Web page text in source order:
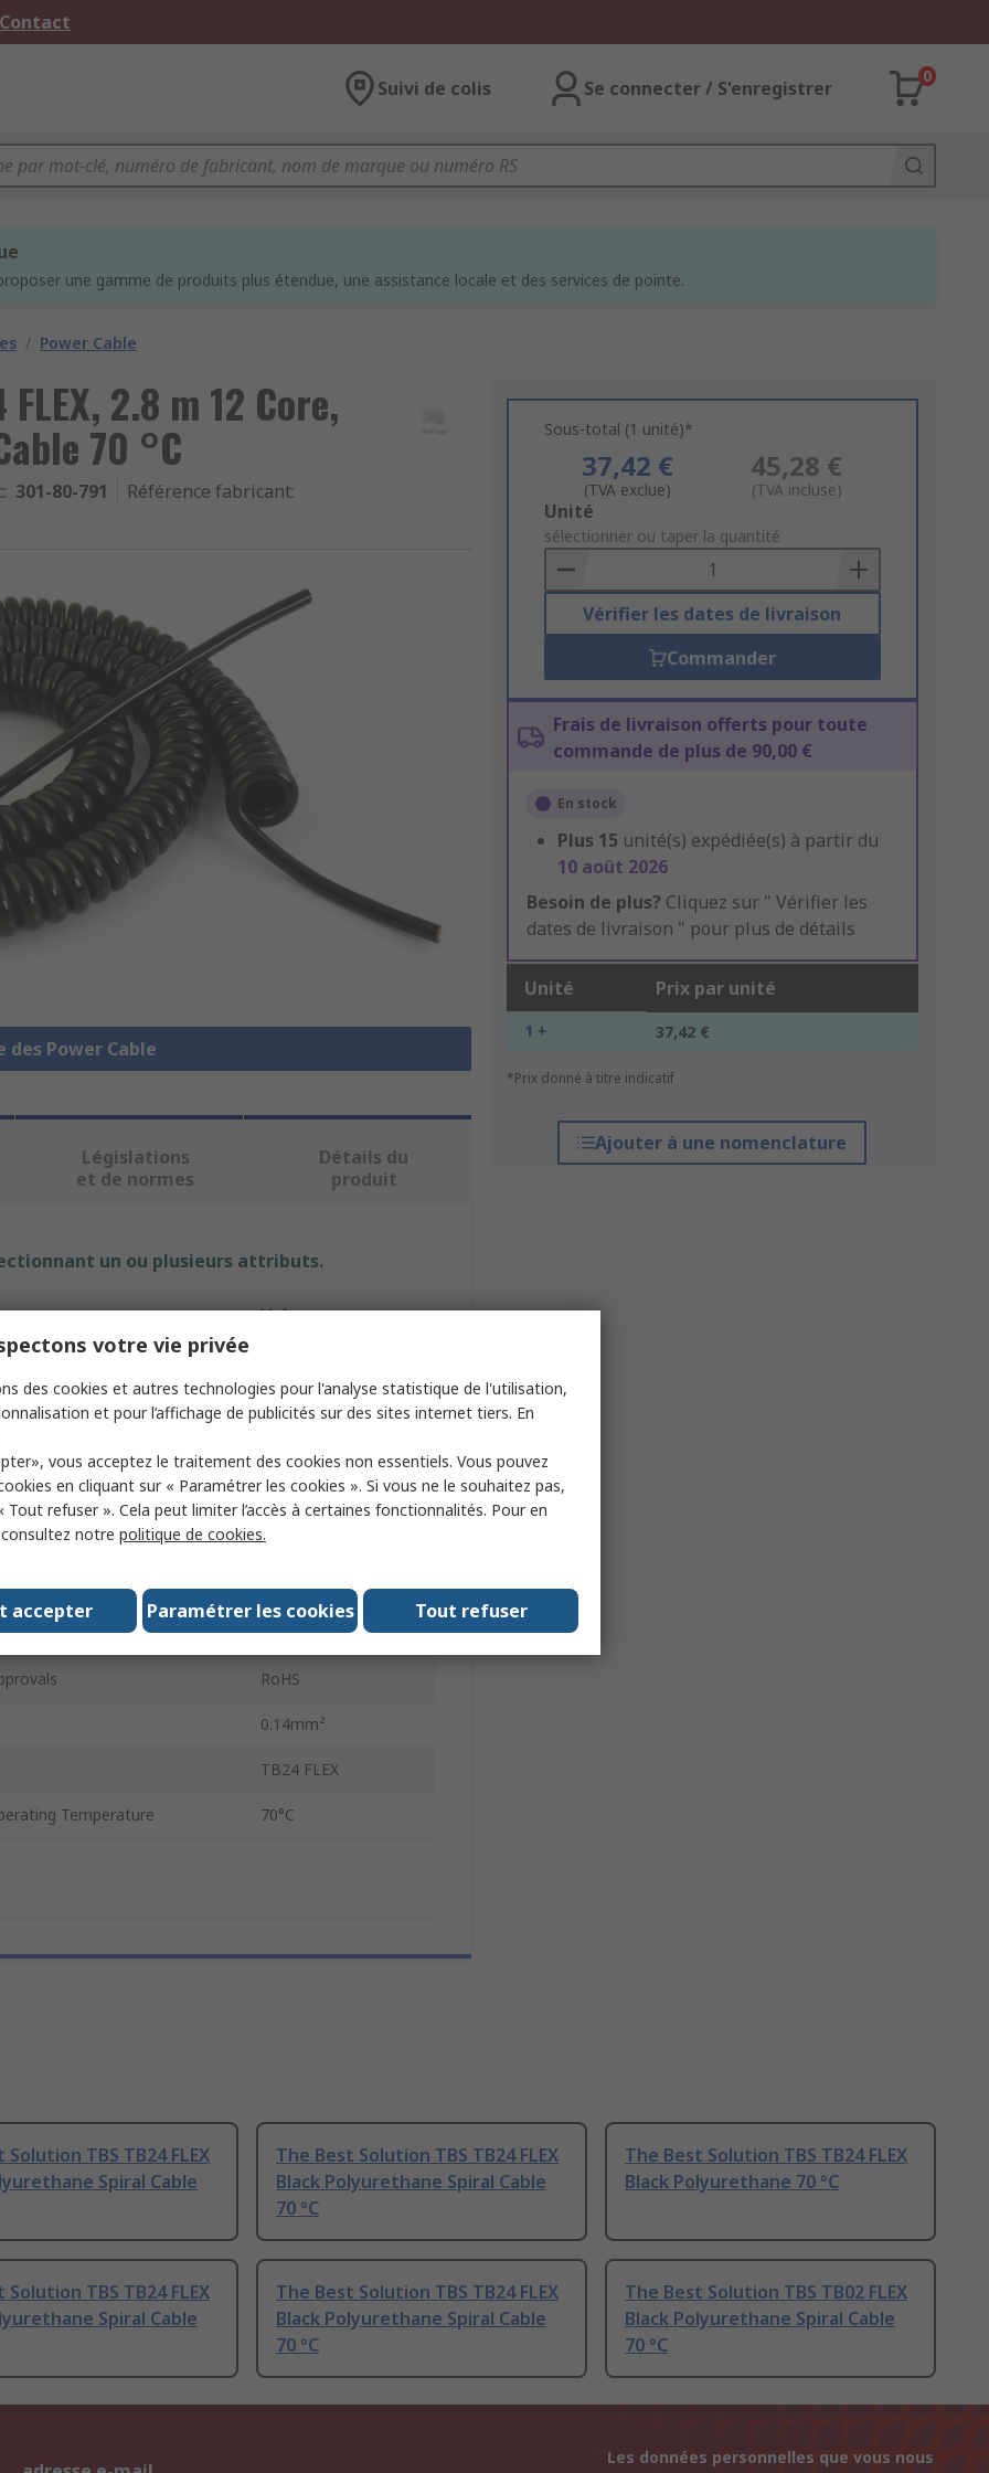
Suivi de colis Se connecter / S'enregistrer
0
une gamme de produits plus étendue, une assistance locale et des services de pointe.
/ Power Cable
2.8 m 12 Core,
70 °C
: 301-80-791 Référence fabricant:
des Power Cable
Sous-total (1 unité)*
37,42 €
(TVA exclue)
45,28 €
(TVA incluse)
Add
to
Basket
Unité
sélectionner ou taper la quantité
Vérifier les dates de livraison
Commander
Frais de livraison offerts pour toute
commande de plus de 90,00 €
En stock
Plus 15 unité(s) expédiée(s) à partir du
10 août 2026
Besoin de plus? Cliquez sur " Vérifier les
dates de livraison " pour plus de détails
Unité Prix par unité
1 + 37,42 €
*Prix donné à titre indicatif
Ajouter à une nomenclature
Législations
et de normes
Détails du
produit
un ou plusieurs attributs.
Valeur
Spiral Cable
12
Black
2.8m
Polyurethane
Stranded
RoHS
0.14mm²
TB24 FLEX
Temperature 70°C
TBS TB24 FLEX
Spiral Cable
The Best Solution TBS TB24 FLEX
Black Polyurethane Spiral Cable
70 °C
The Best Solution TBS TB24 FLEX
Black Polyurethane 70 °C
TBS TB24 FLEX
Spiral Cable
The Best Solution TBS TB24 FLEX
Black Polyurethane Spiral Cable
70 °C
The Best Solution TBS TB02 FLEX
Black Polyurethane Spiral Cable
70 °C
Les données personnelles que vous nous
votre vie privée
des cookies et autres technologies pour l'analyse statistique de l'utilisation,
et pour l’affichage de publicités sur des sites internet tiers. En
vous acceptez le traitement des cookies non essentiels. Vous pouvez
en cliquant sur « Paramétrer les cookies ». Si vous ne le souhaitez pas,
Tout refuser ». Cela peut limiter l’accès à certaines fonctionnalités. Pour en
notre politique de cookies.
accepter Paramétrer les cookies Tout refuser